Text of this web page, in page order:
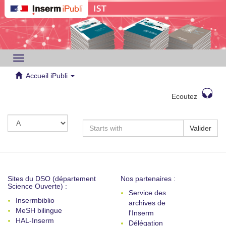
Toggle
navigation
Accueil iPubli
Ecoutez
Valider
Sites du DSO (département
Science Ouverte) :
Insermbiblio
MeSH bilingue
HAL-Inserm
Nos partenaires :
Service des
archives de
l'Inserm
Délégation